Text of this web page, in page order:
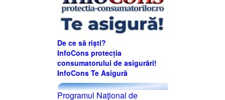
De ce să riști?
InfoCons protecția
consumatorului de asigurări!
InfoCons Te Asigură
Programul Naţional de